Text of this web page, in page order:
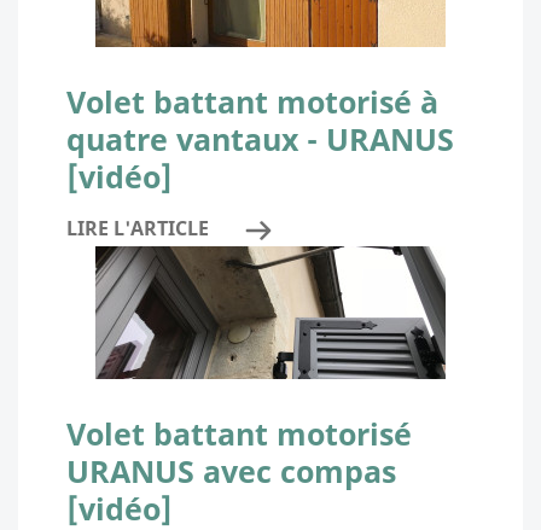
Volet battant motorisé à
quatre vantaux - URANUS
[vidéo]
LIRE L'ARTICLE
Volet battant motorisé
URANUS avec compas
[vidéo]